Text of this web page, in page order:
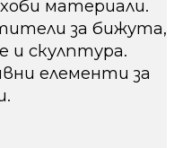
материали.
за бижута,
и скулптура.
елементи за